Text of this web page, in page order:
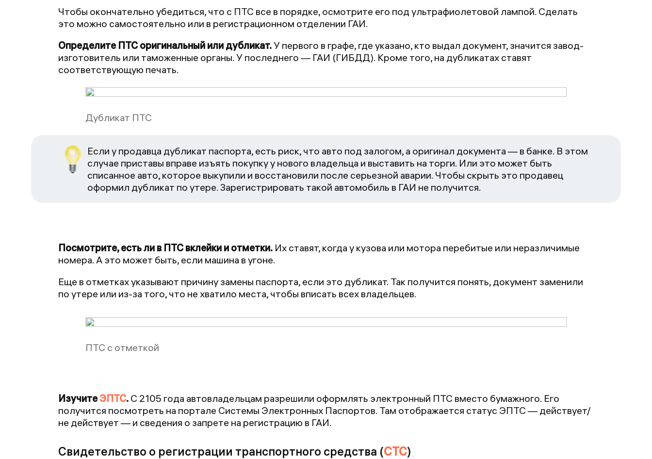
Чтобы окончательно убедиться, что с ПТС все в порядке, осмотрите его под ультрафиолетовой лампой. Сделать
это можно самостоятельно или в регистрационном отделении ГАИ.
Определите ПТС оригинальный или дубликат.У первого в графе, где указано, кто выдал документ, значится завод-
изготовитель или таможенные органы. У последнего — ГАИ (ГИБДД). Кроме того, на дубликатах ставят
соответствующую печать.
Дубликат ПТС
Если у продавца дубликат паспорта, есть риск, что авто под залогом, а оригинал документа — в банке. В этом
случае приставы вправе изъять покупку у нового владельца и выставить на торги. Или это может быть
списанное авто, которое выкупили и восстановили после серьезной аварии. Чтобы скрыть это продавец
оформил дубликат по утере. Зарегистрировать такой автомобиль в ГАИ не получится.
Посмотрите, есть ли в ПТС вклейки и отметки. Их ставят, когда у кузова или мотора перебитые или неразличимые
номера. А это может быть, если машина в угоне.
Еще в отметках указывают причину замены паспорта, если это дубликат. Так получится понять, документ заменили
по утере или из-за того, что не хватило места, чтобы вписать всех владельцев.
ПТС с отметкой
ИзучитеЭПТС. С 2105 года автовладельцам разрешили оформлять электронный ПТС вместо бумажного. Его
получится посмотреть на портале Системы Электронных Паспортов. Там отображается статус ЭПТС — действует/
не действует — и сведения о запрете на регистрацию в ГАИ.
Свидетельство о регистрации транспортного средства (СТС)